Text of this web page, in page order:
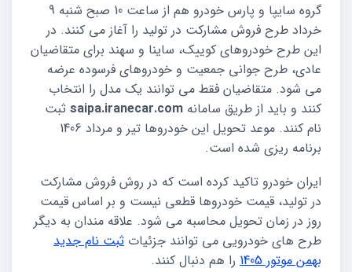
گروه سایپا و پارس خودرو هم از ساعت 10 صبح شنبه 9
خرداد طرح فروش مشارکت در تولید را آغاز می کنند. در
این طرح خودروهای کوییک، ساینا و سهند برای متقاضیان
عادی، طرح جوانی جمعیت و خودروهای فرسوده عرضه
می شود. متقاضیان فقط می توانند یک مدل را انتخاب
کنند و باید از طریق سامانه saipa.iranecar.com ثبت
نام کنند. موعد تحویل این خودروها تیر و مرداد 1406
برنامه ریزی شده است.
ایران خودرو تاکید کرده است که در روش فروش مشارکت
در تولید، قیمت خودروها قطعی نیست و بر اساس قیمت
روز در زمان تحویل محاسبه می شود. علاقه مندان به دیگر
طرح های خودرویی می توانند جزئیات ثبت نام جدید
بهمن موتور 1405
را هم دنبال کنند.